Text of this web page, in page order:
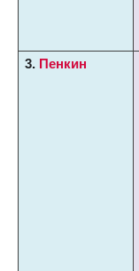
3. Пенкин